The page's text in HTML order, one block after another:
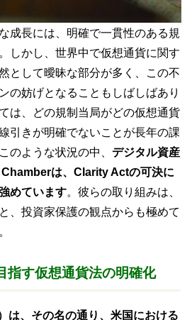
成長には、明確で一貫性のある規
しかし、世界中で仮想通貨に関す
として曖昧な部分が多く、この不
の妨げとなることもしばしばあり
は、どの規制当局がどの仮想通貨
引きが明確でないことが長年の課
のような状況の中、 デジタル資産
は、Clarity Actの可決に
めています。彼らの取り組みは、
、投資家保護の観点からも極めて
す仮想通貨法の明確化
は、その名の通り、米国における